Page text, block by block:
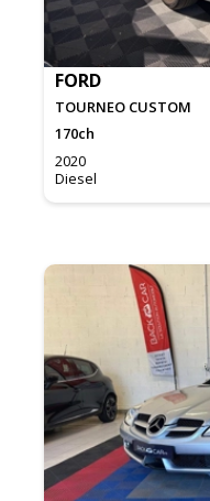
FORD
TOURNEO CUSTOM
170ch
2020
Diesel